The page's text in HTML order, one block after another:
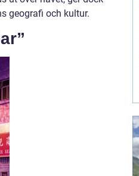
geografi och kultur.